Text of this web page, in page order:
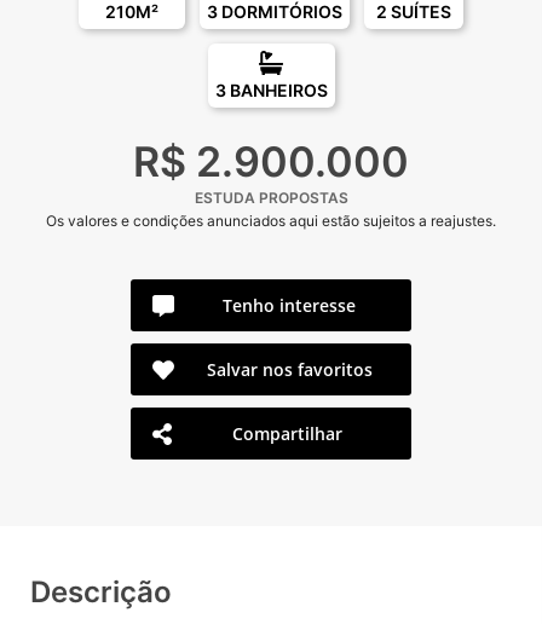
210M² 3 DORMITÓRIOS 2 SUÍTES
3 BANHEIROS
R$ 2.900.000
ESTUDA PROPOSTAS
Os valores e condições anunciados aqui estão sujeitos a reajustes.
Tenho interesse
Salvar nos favoritos
Compartilhar
Descrição